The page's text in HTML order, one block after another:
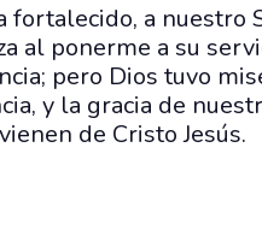
fortalecido, a nuestro
al ponerme a su
pero Dios tuvo
y la gracia de
de Cristo Jesús.